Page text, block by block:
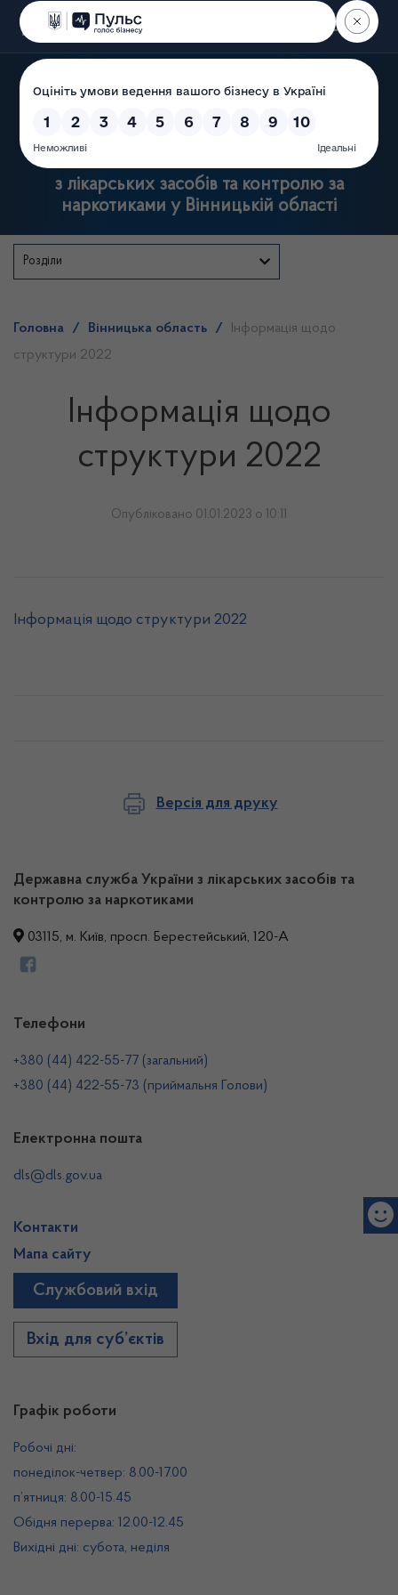
Пошук
з лікарських засобів та контролю за
наркотиками у Вінницькій області
Розділи
Головна / Вінницька область /
Інформація щодо
структури 2022
Інформація щодо
структури 2022
Опубліковано 01.01.2023 о 10:11
Інформація щодо структури 2022
Версія для друку
Державна служба України з лікарських засобів та
контролю за наркотиками
03115, м. Київ, просп. Берестейський, 120-А
Графік роботи
Робочі дні:
понеділок-четвер: 8.00-17.00
п’ятниця: 8.00-15.45
Обідня перерва: 12.00-12.45
Вихідні дні: субота, неділя
Телефони
+380 (44) 422-55-77 (загальний)
+380 (44) 422-55-73 (приймальня Голови)
Електронна пошта
dls@dls.gov.ua
Контакти
Мапа сайту
Службовий вхід
Вхід для суб’єктів